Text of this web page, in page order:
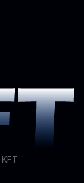
KFT